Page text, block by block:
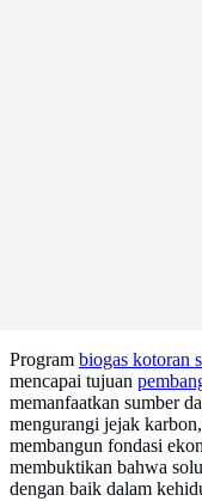
Program biogas kotoran
mencapai tujuan
memanfaatkan sumber
mengurangi jejak
membangun fondasi
membuktikan bahwa
dengan baik dalam